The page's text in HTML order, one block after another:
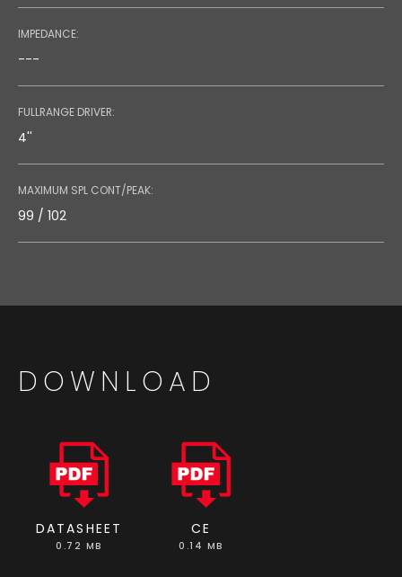
IMPEDANCE:
---
FULLRANGE DRIVER:
4''
MAXIMUM SPL CONT/PEAK:
99 / 102
DOWNLOAD
DATASHEET
0.72 MB
CE
0.14 MB